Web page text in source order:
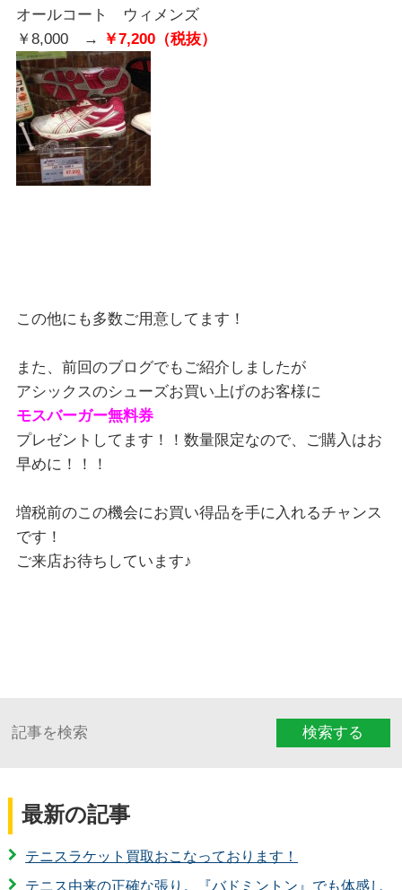
オールコート ウィメンズ
￥8,000 →
￥7,200（税抜）
この他にも多数ご用意してます！
また、前回のブログでもご紹介しましたが
アシックスのシューズお買い上げのお客様に
モスバーガー無料券
プレゼントしてます！！数量限定なので、ご購入はお
早めに！！！
増税前のこの機会にお買い得品を手に入れるチャンス
です！
ご来店お待ちしています♪
検索する
最新の記事
テニスラケット買取おこなっております！
テニス由来の正確な張り。『バドミントン』でも体感し